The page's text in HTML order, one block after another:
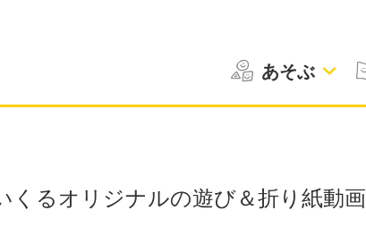
あそぶ
くるオリジナルの遊び＆折り紙動画